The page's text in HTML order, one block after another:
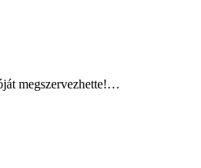
megszervezhette!…